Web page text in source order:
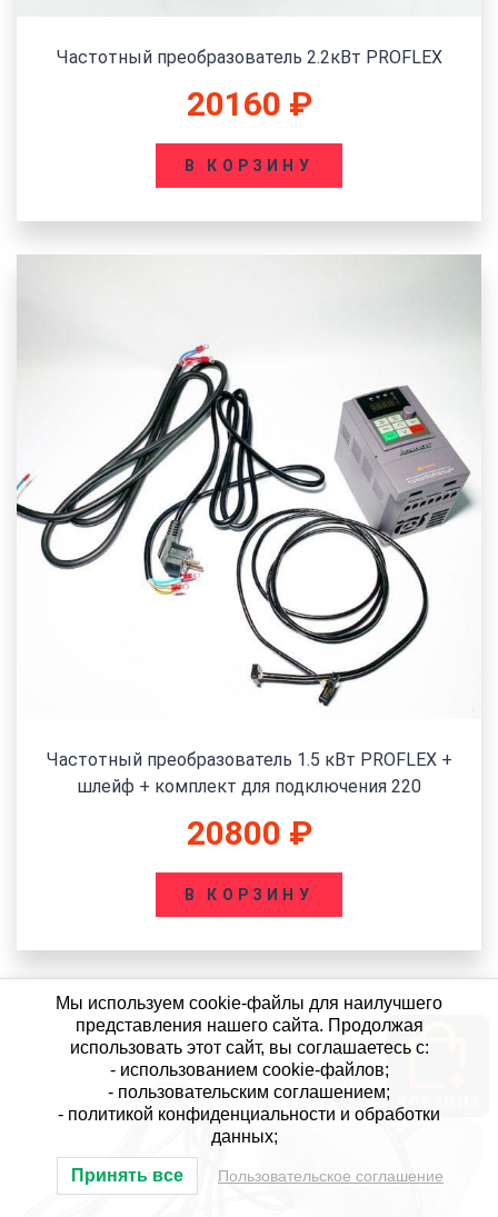
Частотный преобразователь 2.2кВт PROFLEX
20160 ₽
В КОРЗИНУ
Частотный преобразователь 1.5 кВт PROFLEX +
шлейф + комплект для подключения 220
20800 ₽
В КОРЗИНУ
Мы используем cookie-файлы для наилучшего
представления нашего сайта. Продолжая
использовать этот сайт, вы соглашаетесь с:
- использованием cookie-файлов;
- пользовательским соглашением;
- политикой конфиденциальности и обработки
данных;
Принять все Пользовательское соглашение